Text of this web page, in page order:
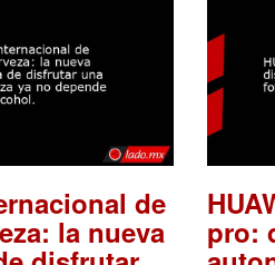
de
la nueva pro: